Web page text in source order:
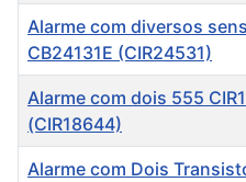
Alarme com diversos
CB24131E (CIR24531)
Alarme com dois 555
(CIR18644)
Alarme com Dois